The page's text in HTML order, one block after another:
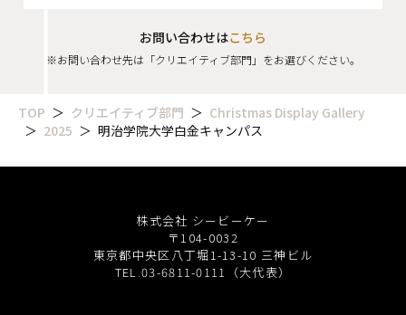
協力会社・スタッフ募集
お問い合わせはこちら
※お問い合わせ先は「クリエイティブ部門」をお選びください。
TOP クリエイティブ部門
Christmas Display Gallery
2025
明治学院大学白金キャンパス
株式会社 シービーケー
〒104-0032
東京都中央区八丁堀1-13-10 三神ビル
TEL.03-6811-0111（大代表）